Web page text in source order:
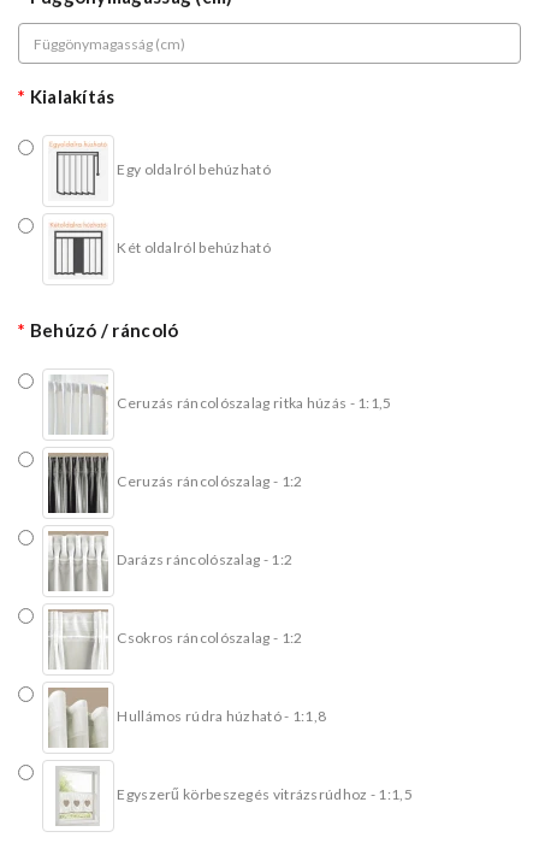
Kialakítás
Egy oldalról behúzható
Két oldalról behúzható
Behúzó / ráncoló
Ceruzás ráncolószalag ritka húzás - 1:1,5
Ceruzás ráncolószalag - 1:2
Darázs ráncolószalag - 1:2
Csokros ráncolószalag - 1:2
Hullámos rúdra húzható - 1:1,8
Egyszerű körbeszegés vitrázsrúdhoz - 1:1,5